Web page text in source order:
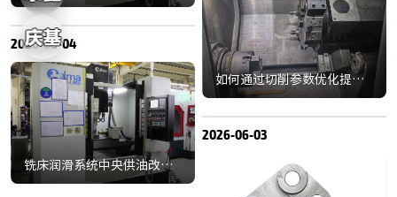
面加工的核心利器，尽显应
用优势
如何通过切削参数优化提升
机加件加工效率？
2026-06-04
铣床润滑系统中央供油改独
立泵浦：多维度改进效果深
2026-06-03